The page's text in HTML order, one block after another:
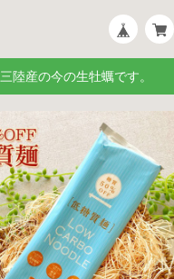
三陸産の今の生牡蠣です。